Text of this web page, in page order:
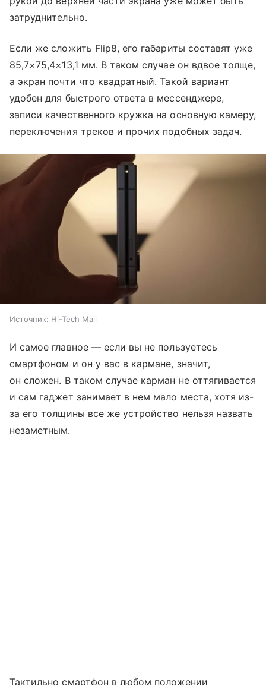
затруднительно.
Если же сложить Flip8, его габариты составят уже
85,7×75,4×13,1 мм. В таком случае он вдвое толще,
а экран почти что квадратный. Такой вариант
удобен для быстрого ответа в мессенджере,
записи качественного кружка на основную камеру,
переключения треков и прочих подобных задач.
Источник: Hi-Tech Mail
И самое главное — если вы не пользуетесь
смартфоном и он у вас в кармане, значит,
он сложен. В таком случае карман не оттягивается
и сам гаджет занимает в нем мало места, хотя из-
за его толщины все же устройство нельзя назвать
незаметным.
Тактильно смартфон в любом положении